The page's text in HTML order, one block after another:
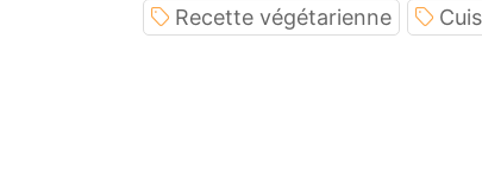
Recette végétarienne